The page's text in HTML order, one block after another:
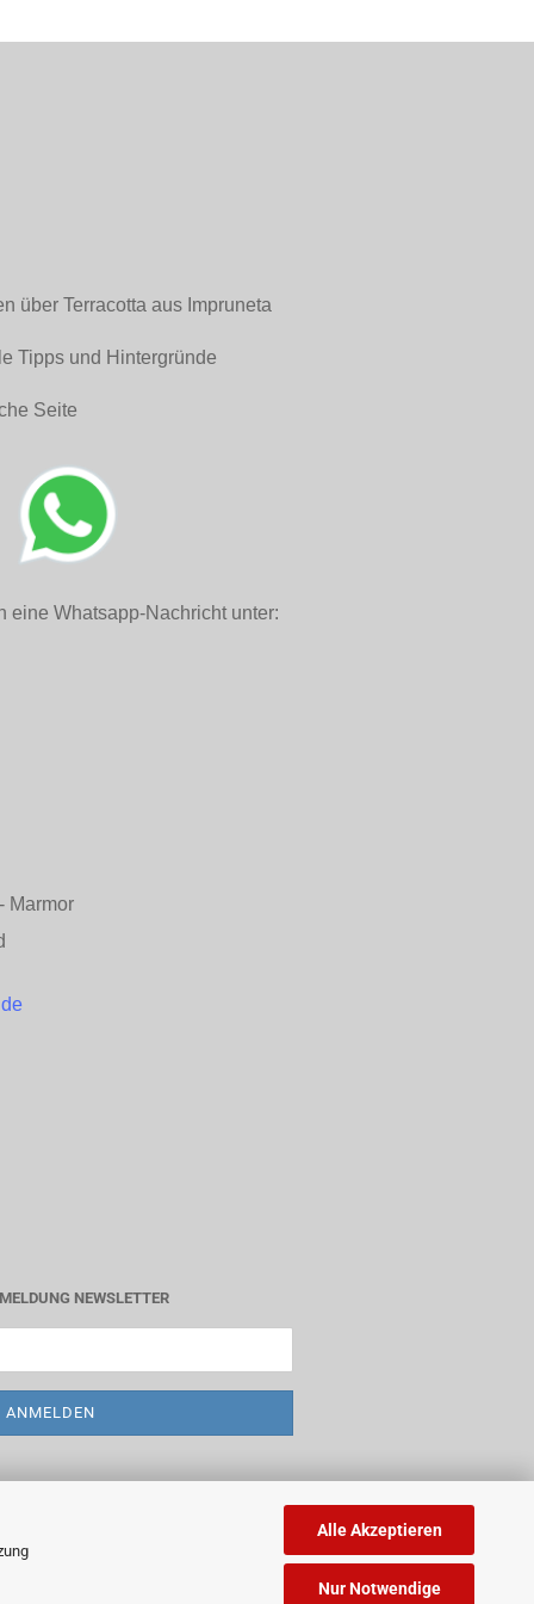
Alle Akzeptieren
Nur Notwendige
über Terracotta aus Impruneta
Tipps und Hintergründe
Seite
eine Whatsapp-Nachricht unter:
Marmor
NEWSLETTER